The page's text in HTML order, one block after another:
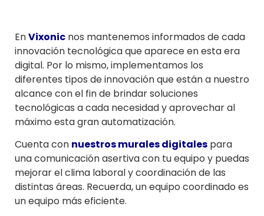
EnVixonic nos mantenemos informados de cada
innovación tecnológica que aparece en esta era
digital. Por lo mismo, implementamos los
diferentes tipos de innovación que están a nuestro
alcance con el fin de brindar soluciones
tecnológicas a cada necesidad y aprovechar al
máximo esta gran automatización.
Cuenta con nuestros murales digitales para
una comunicación asertiva con tu equipo y puedas
mejorar el clima laboral y coordinación de las
distintas áreas. Recuerda, un equipo coordinado es
un equipo más eficiente.